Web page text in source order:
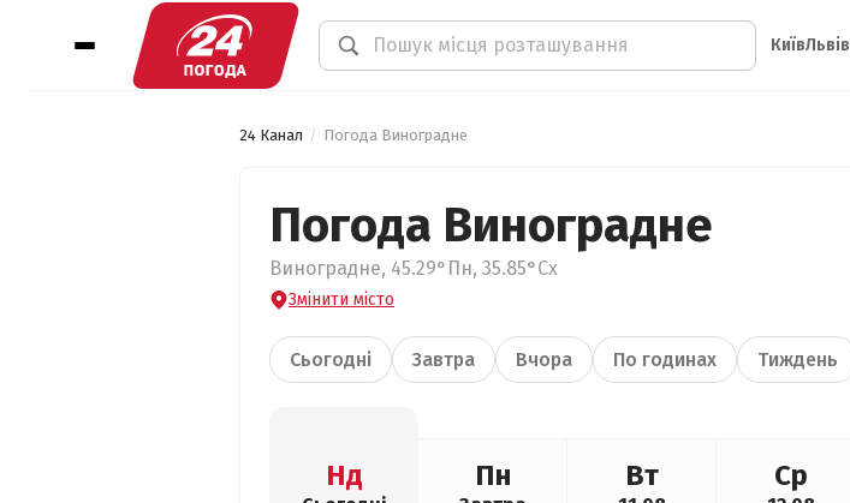
КиївЛьвів
24 Канал Погода Виноградне
Погода Виноградне
Виноградне, 45.29°Пн, 35.85°Сх
Змінити місто
Сьогодні Завтра Вчора По годинах Тиждень
Нд Пн Вт Ср